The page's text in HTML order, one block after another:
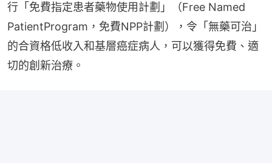
行「免費指定患者藥物使用計劃」（Free Named
PatientProgram，免費NPP計劃），令「無藥可治」
的合資格低收入和基層癌症病人，可以獲得免費、適
切的創新治療。